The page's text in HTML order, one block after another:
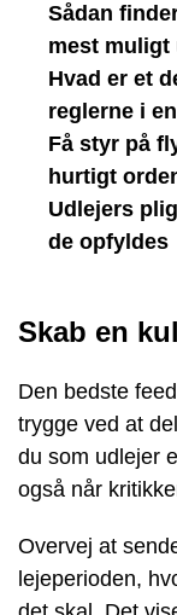
Sådan
mest
Hvad er et
reglerne i
Få styr på
hurtigt
Udlejers
de opfyldes
Skab en
Den bedste
trygge ved at
du som udlejer
også når
Overvej at
lejeperioden,